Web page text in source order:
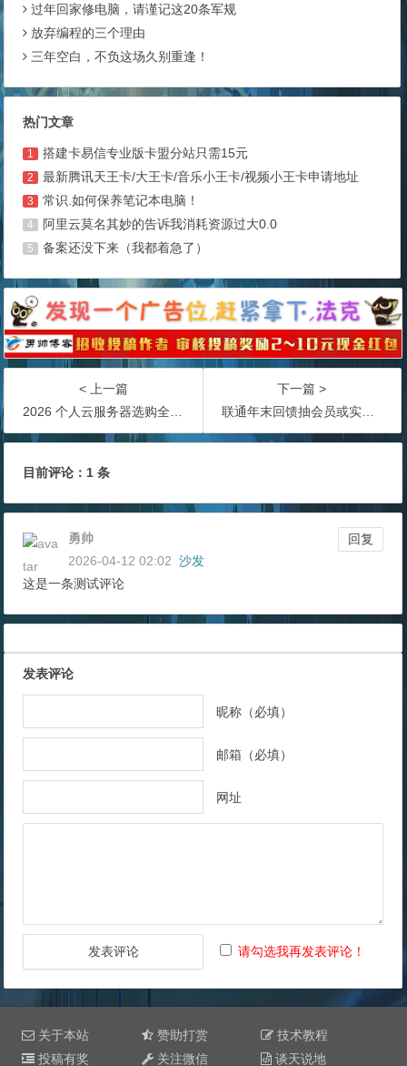
过年回家修电脑，请谨记这20条军规
放弃编程的三个理由
三年空白，不负这场久别重逢！
热门文章
1 搭建卡易信专业版卡盟分站只需15元
2 最新腾讯天王卡/大王卡/音乐小王卡/视频小王卡申请地址
3 常识.如何保养笔记本电脑！
4 阿里云莫名其妙的告诉我消耗资源过大0.0
5 备案还没下来（我都着急了）
< 上一篇
2026 个人云服务器选购全攻略：新手避坑 + 省钱技巧
下一篇 >
联通年末回馈抽会员或实物包邮！
目前评论：1 条
勇帅
回复
2026-04-12 02:02 沙发
这是一条测试评论
发表评论
昵称（必填）
邮箱（必填）
网址
请勾选我再发表评论！
关于本站 赞助打赏
技术教程
投稿有奖
关注微信 谈天说地